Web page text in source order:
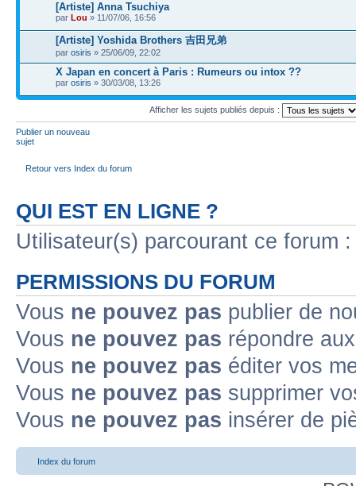
[Artiste] Anna Tsuchiya
par Lou » 11/07/06, 16:56
[Artiste] Yoshida Brothers 吉田兄弟
par osiris » 25/06/09, 22:02
X Japan en concert à Paris : Rumeurs ou intox ??
par osiris » 30/03/08, 13:26
Afficher les sujets publiés depuis :
Publier un nouveau
sujet
Retour vers Index du forum
QUI EST EN LIGNE ?
Utilisateur(s) parcourant ce forum
PERMISSIONS DU FORUM
Vous ne pouvez pas publier de
Vous ne pouvez pas répondre
Vous ne pouvez pas éditer vos
Vous ne pouvez pas supprimer
Vous ne pouvez pas insérer de
Index du forum